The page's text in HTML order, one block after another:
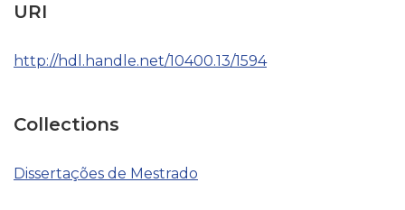
URI
http://hdl.handle.net/10400.13/1594
Collections
Dissertações de Mestrado